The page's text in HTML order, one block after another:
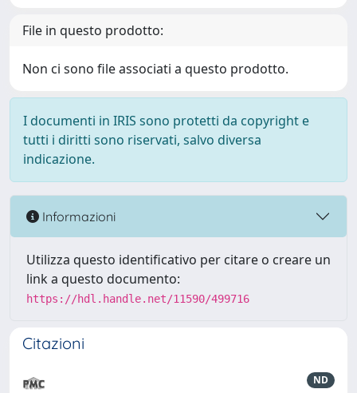
File in questo prodotto:
Non ci sono file associati a questo prodotto.
I documenti in IRIS sono protetti da copyright e
tutti i diritti sono riservati, salvo diversa
indicazione.
Informazioni
Utilizza questo identificativo per citare o creare un
link a questo documento:
https://hdl.handle.net/11590/499716
Citazioni
ND